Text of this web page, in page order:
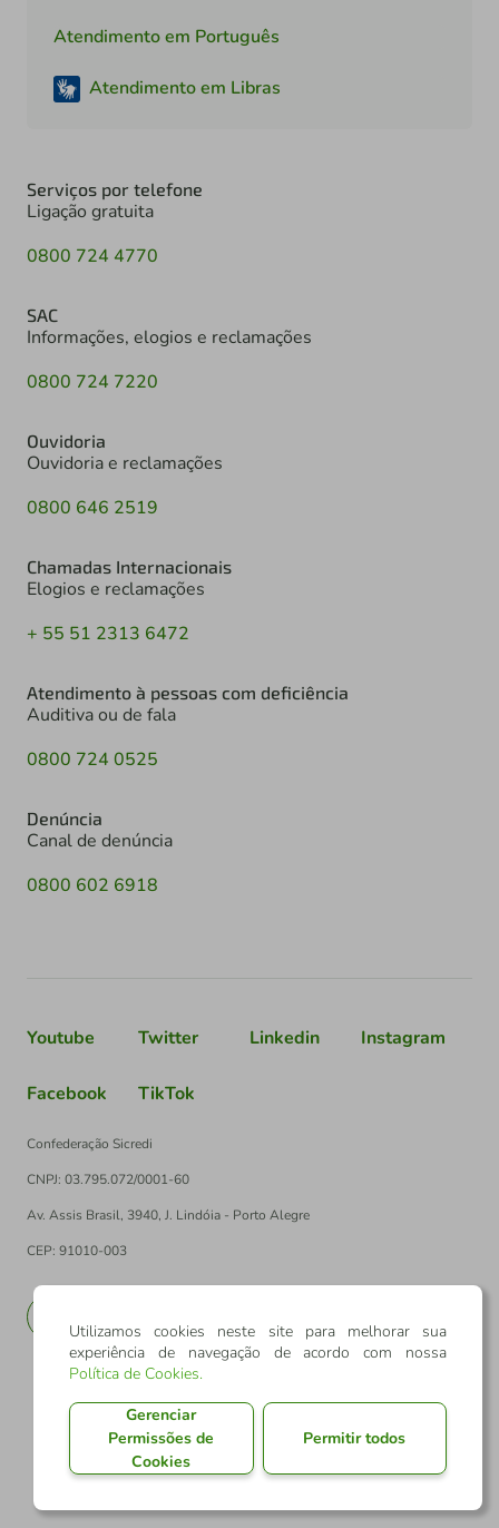
Atendimento em Português
Atendimento em Libras
Serviços por telefone
Ligação gratuita
0800 724 4770
SAC
Informações, elogios e reclamações
0800 724 7220
Ouvidoria
Ouvidoria e reclamações
0800 646 2519
Chamadas Internacionais
Elogios e reclamações
+ 55 51 2313 6472
Atendimento à pessoas com deficiência
Auditiva ou de fala
0800 724 0525
Denúncia
Canal de denúncia
0800 602 6918
Youtube Twitter Linkedin Instagram
Facebook TikTok
Confederação Sicredi
CNPJ: 03.795.072/0001-60
Av. Assis Brasil, 3940, J. Lindóia - Porto Alegre
CEP: 91010-003
Utilizamos cookies neste site para melhorar sua
experiência de navegação de acordo com nossa
Política de Cookies.
Gerenciar
Permissões de
Cookies
Permitir todos